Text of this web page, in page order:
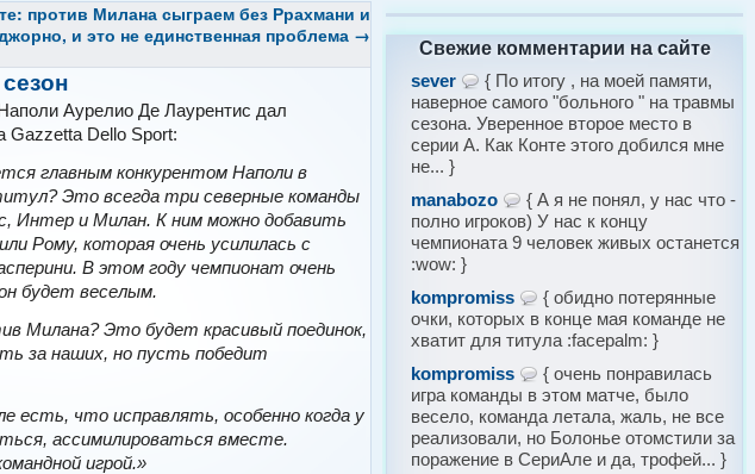
против Милана сыграем без Ррахмани и
и это не единственная проблема →
Аурелио Де Лаурентис дал
Gazzetta Dello Sport:
главным конкурентом Наполи в
Это всегда три северные команды
Интер и Милан. К ним можно добавить
Рому, которая очень усилилась с
В этом году чемпионат очень
будет веселым.
Милана? Это будет красивый поединок,
за наших, но пусть победит
есть, что исправлять, особенно когда у
ассимилироваться вместе.
игрой.»
Свежие комментарии на сайте
sever
{ По итогу , на моей памяти,
наверное самого "больного " на травмы
сезона. Уверенное второе место в
серии А. Как Конте этого добился мне
не... }
manabozo
{ А я не понял, у нас что -
полно игроков) У нас к концу
чемпионата 9 человек живых останется
:wow: }
kompromiss
{ обидно потерянные
очки, которых в конце мая команде не
хватит для титула :facepalm: }
kompromiss
{ очень понравилась
игра команды в этом матче, было
весело, команда летала, жаль, не все
реализовали, но Болонье отомстили за
поражение в СериАле и да, трофей... }